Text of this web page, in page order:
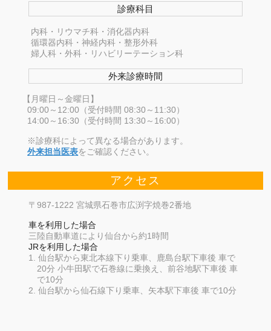
診療科目
内科・リウマチ科・消化器内科
循環器内科・神経内科・整形外科
婦人科・外科・リハビリーテーション科
外来診療時間
【月曜日～金曜日】
09:00～12:00（受付時間 08:30～11:30）
14:00～16:30（受付時間 13:30～16:00）
※診療科によって異なる場合があります。
外来担当医表をご確認ください。
アクセス
〒987-1222 宮城県石巻市広渕字焼巻2番地
車を利用した場合
三陸自動車道により仙台から約1時間
JRを利用した場合
仙台駅から東北本線下り乗車、鹿島台駅下車後 車で
20分 小牛田駅で石巻線に乗換え、前谷地駅下車後 車
で10分
仙台駅から仙石線下り乗車、矢本駅下車後 車で10分